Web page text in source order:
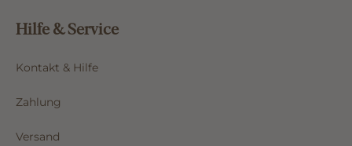
Hilfe & Service
Kontakt & Hilfe
Zahlung
Versand